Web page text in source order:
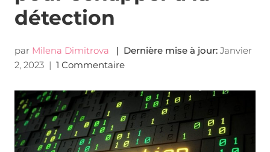
détection
par Milena Dimitrova | Dernière mise à jour: Janvier
2, 2023| 1 Commentaire